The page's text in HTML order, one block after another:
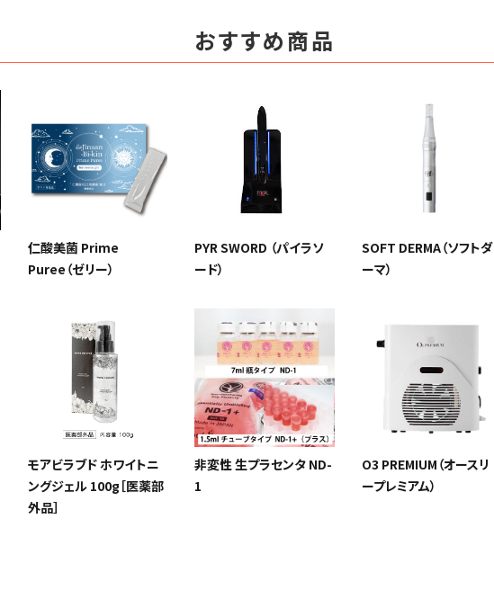
おすすめ商品
仁酸美菌 Prime
Puree（ゼリー）
PYR SWORD （パイラソ
ード）
SOFT DERMA（ソフトダ
ーマ）
モアビラブド ホワイトニ
ングジェル 100g［医薬部
外品］
非変性 生プラセンタ ND-
1
O3 PREMIUM（オースリ
ープレミアム）